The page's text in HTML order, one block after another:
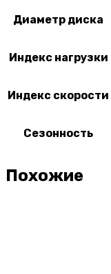
Диаметр диска
Индекс нагрузки
Индекс скорости
Сезонность
Похожие